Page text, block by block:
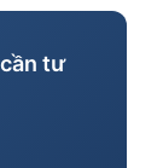
tư